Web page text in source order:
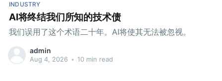
INDUSTRY
AI将终结我们所知的技术债
我们误用了这个术语二十年。AI将使其无法被忽视。
admin
Aug 4, 2026 • 10 min read